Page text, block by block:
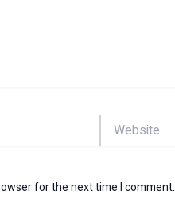
Website
for the next time I comment.